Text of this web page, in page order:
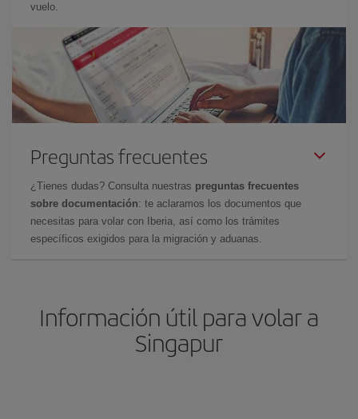
vuelo.
Preguntas frecuentes
¿Tienes dudas? Consulta nuestras preguntas frecuentes
sobre documentación: te aclaramos los documentos que
necesitas para volar con Iberia, así como los trámites
específicos exigidos para la migración y aduanas.
Información útil para volar a
Singapur